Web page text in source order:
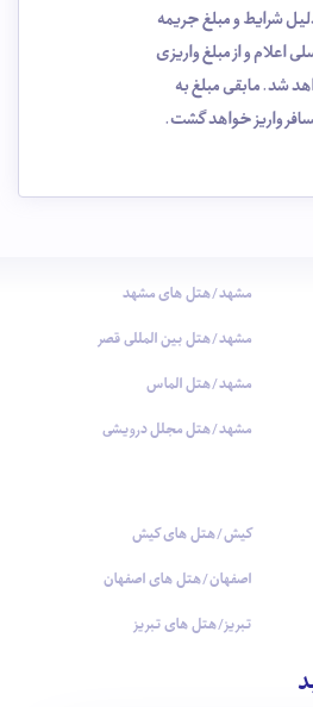
شرایط و مبلغ جریمه
اعلام و از مبلغ واریزی
شد. مابقی مبلغ به
واریز خواهد گشت.
مشهد/هتل های مشهد
مشهد/هتل بین المللی قصر
مشهد/هتل الماس
مشهد/هتل مجلل درویشی
کیش/هتل های کیش
اصفهان/هتل های اصفهان
تبریز/هتل های تبریز